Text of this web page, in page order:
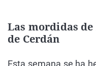
Las mordidas
de Cerdán
Esta semana se ha